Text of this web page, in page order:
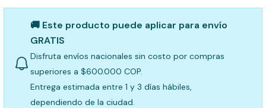
🚚 Este producto puede aplicar para envío
GRATIS
Disfruta envíos nacionales sin costo por compras
superiores a $600.000 COP.
Entrega estimada entre 1 y 3 días hábiles,
dependiendo de la ciudad.